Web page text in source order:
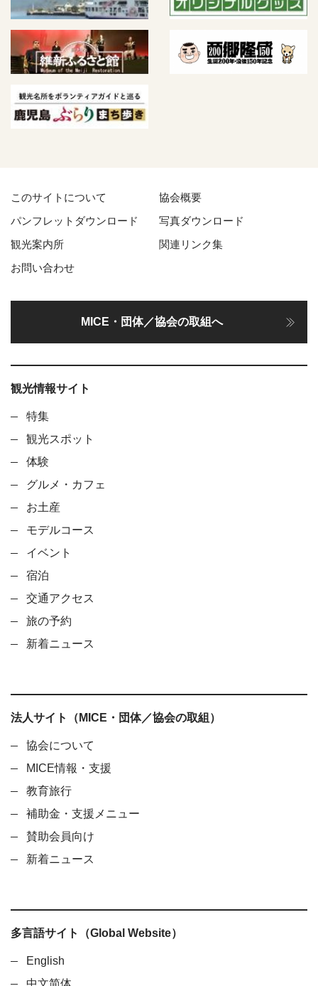
このサイトについて
協会概要
パンフレットダウンロード
写真ダウンロード
観光案内所
関連リンク集
お問い合わせ
MICE・団体／協会の取組へ
観光情報サイト
特集
観光スポット
体験
グルメ・カフェ
お土産
モデルコース
イベント
宿泊
交通アクセス
旅の予約
新着ニュース
法人サイト（MICE・団体／協会の取組）
協会について
MICE情報・支援
教育旅行
補助金・支援メニュー
賛助会員向け
新着ニュース
多言語サイト（Global Website）
English
中文简体